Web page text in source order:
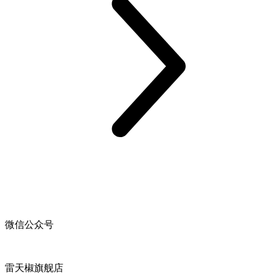
微信公众号
雷天椒旗舰店